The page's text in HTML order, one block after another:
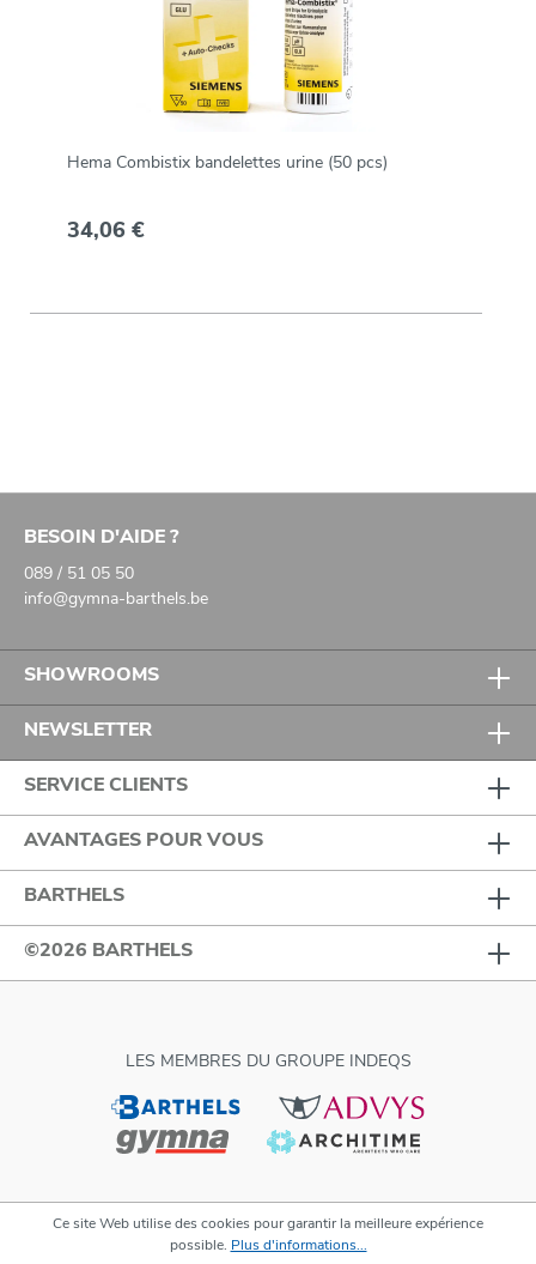
Hema Combistix bandelettes urine (50 pcs)
34,06 €
BESOIN D'AIDE ?
089 / 51 05 50
info@gymna-barthels.be
SHOWROOMS
NEWSLETTER
SERVICE CLIENTS
AVANTAGES POUR VOUS
BARTHELS
©2026 BARTHELS
LES MEMBRES DU GROUPE INDEQS
Ce site Web utilise des cookies pour garantir la meilleure expérience
possible. Plus d'informations...